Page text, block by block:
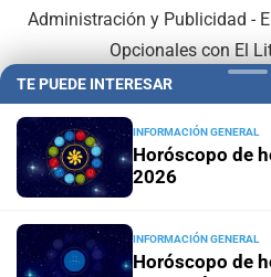
Administración y Publicidad -
Opcionales con El
En
TE PUEDE INTERESAR
INFORMACIÓN GENERAL
Horóscopo de
2026
INFORMACIÓN GENERAL
Horóscopo de